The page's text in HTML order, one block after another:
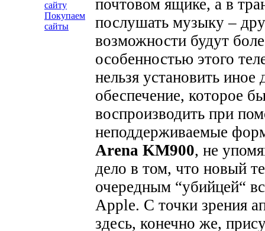
сайту
Покупаем
сайты
почтовом ящике, а в
послушать музыку –
возможности будут
особенностью этого
нельзя установить
обеспечение, которое
воспроизводить при
неподдерживаемые
Arena KM900, не
дело в том, что новый
очередным “убийцей“
Apple. С точки зрения
здесь, конечно же,